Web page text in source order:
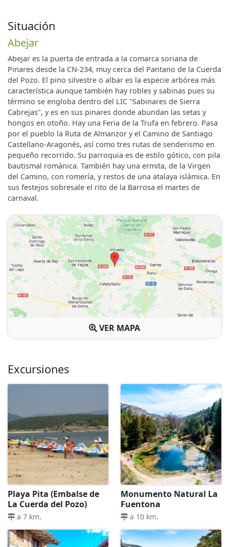
Situación
Abejar
Abejar es la puerta de entrada a la comarca soriana de
Pinares desde la CN-234, muy cerca del Pantano de la Cuerda
del Pozo. El pino silvestre o albar es la especie arbórea más
característica aunque también hay robles y sabinas pues su
término se engloba dentro del LIC "Sabinares de Sierra
Cabrejas", y es en sus pinares donde abundan las setas y
hongos en otoño. Hay una Feria de la Trufa en febrero. Pasa
por el pueblo la Ruta de Almanzor y el Camino de Santiago
Castellano-Aragonés, así como tres rutas de senderismo en
pequeño recorrido. Su parroquia es de estilo gótico, con pila
bautismal románica. También hay una ermita, de la Virgen
del Camino, con romería, y restos de una atalaya islámica. En
sus festejos sobresale el rito de la Barrosa el martes de
carnaval.
VER MAPA
Excursiones
Playa Pita (Embalse de
La Cuerda del Pozo)
a 7 km.
Monumento Natural La
Fuentona
a 10 km.